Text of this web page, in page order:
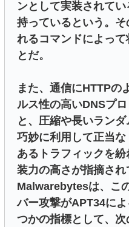
ンとして実装されて
持っているという。
れるコマンドによっ
とだ。
また、通信にHTTPの
ルス性の高いDNSプ
と、圧縮や長いラン
巧妙に利用して正当
あるトラフィックを
装力の高さが指摘され
Malwarebytesは、こ
バー攻撃がAPT34に
つかの指標として、次